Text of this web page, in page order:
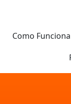
Como Funciona